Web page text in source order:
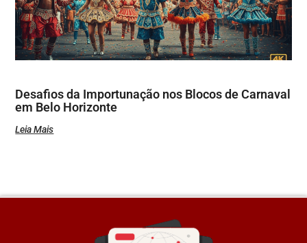
Desafios da Importunação nos Blocos de Carnaval
em Belo Horizonte
Leia Mais